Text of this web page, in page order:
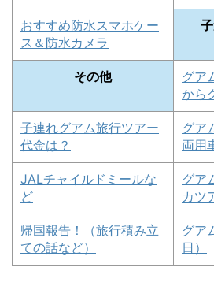
おすすめ防水スマホケー
ス＆防水カメラ
その他
グア
から
子連れグアム旅行ツアー
代金は？
グア
両用
JALチャイルドミールな
ど
グア
カツ
帰国報告！（旅行積み立
ての話など）
グア
日）